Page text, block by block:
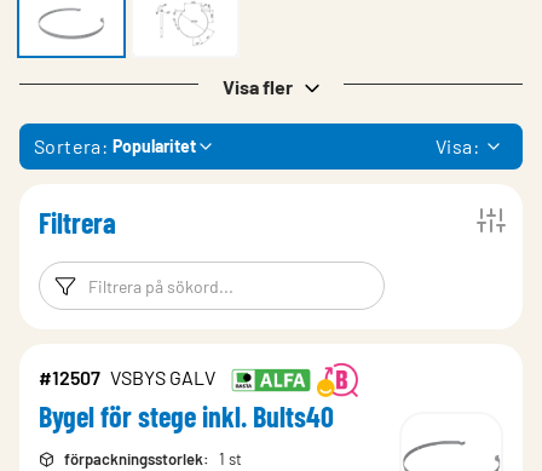
Visa fler
Sortera: Popularitet Visa:
Filtrera
Filtreringsord Filtrera
#12507 VSBYS GALV
Bygel för stege inkl. Bults40
förpackningsstorlek: 1 st